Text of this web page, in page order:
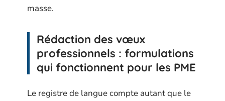
masse.
Rédaction des vœux
professionnels : formulations
qui fonctionnent pour les PME
Le registre de langue compte autant que le